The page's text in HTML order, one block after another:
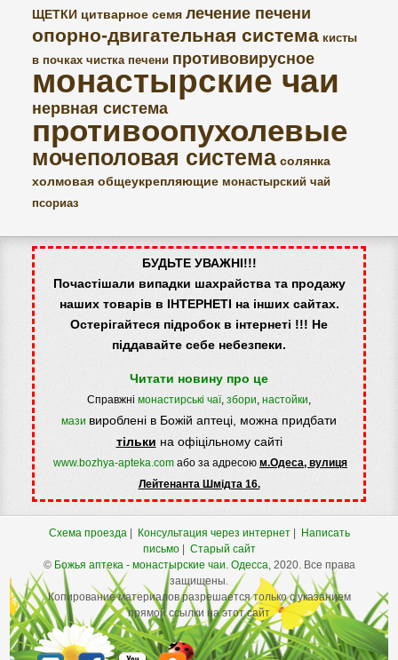
ЩЕТКИ цитварное семя лечение печени
опорно-двигательная система кисты
в почках чистка печени противовирусное
монастырские чаи
нервная система
противоопухолевые
мочеполовая система солянка
холмовая общеукрепляющие монастырский чай
псориаз
БУДЬТЕ УВАЖНІ!!!
Почастішали випадки шахрайства та продажу
наших товарів в ІНТЕРНЕТІ на інших сайтах.
Остерігайтеся підробок в інтернеті !!! Не
піддавайте себе небезпеки.
Читати новину про це
Справжні монастирські чаї, збори, настойки,
мази вироблені в Божій аптеці, можна придбати
тільки на офіцільному сайті
www.bozhya-apteka.com або за адресою м.Одеса, вулиця
Лейтенанта Шмідта 16.
Схема проезда| Консультация через интернет|
Написать
письмо| Старый сайт
© Божья аптека - монастырские чаи. Одесса, 2020. Все права
защищены.
Копирование материалов разрешается только с указанием
прямой ссылки на этот сайт